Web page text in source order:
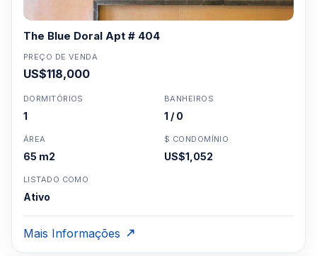
The Blue Doral Apt # 404
PREÇO DE VENDA
US$118,000
DORMITÓRIOS
1
BANHEIROS
1 / 0
ÁREA
65 m2
$ CONDOMÍNIO
US$1,052
LISTADO COMO
Ativo
Mais Informações